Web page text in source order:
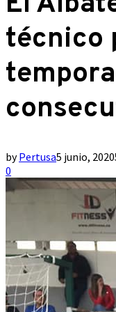
técnico
byPertusa5 junio, 2020
0